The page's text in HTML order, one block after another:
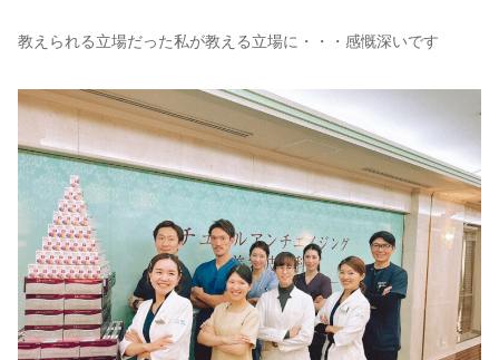
教えられる立場だった私が教える立場に・・・感慨深いです